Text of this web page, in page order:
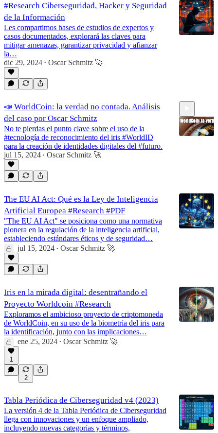
#Research Ciberseguridad, Hacker y Seguridad
de la Información
Les compartimos bases de estudios de expertos y
casos documentados, explorará las claves para
mitigar amenazas, garantizar privacidad y afianzar
la…
dic 29, 2024 • Oscar Schmitz 🚀
📣 WorldCoin: la verdad no contada. Análisis
del caso por Oscar Schmitz
No te pierdas el punto clave sobre el uso de la
#tecnología de reconocimiento del iris #WorldID
para la creación de identidades digitales del #futuro.
jul 15, 2024 • Oscar Schmitz 🚀
The EU AI Act: Qué es la Ley de Inteligencia
Artificial Europea #Research #PDF
"The EU AI Act" se posiciona como una normativa
pionera en la regulación de la inteligencia artificial,
estableciendo estándares éticos y de seguridad…
jul 15, 2024 • Oscar Schmitz 🚀
Iris en la mirada digital: desentrañando el
Proyecto Worldcoin #Research
Exploramos el ambicioso proyecto de criptomoneda
de WorldCoin, en su uso de la biometría del iris para
la identificación, junto con las implicaciones…
ene 25, 2024 • Oscar Schmitz 🚀
1
2
Tabla Periódica de Ciberseguridad v4 (2023)
La versión 4 de la Tabla Periódica de Ciberseguridad
llega con innovaciones y un enfoque ampliado,
incluyendo nuevas categorías y términos,